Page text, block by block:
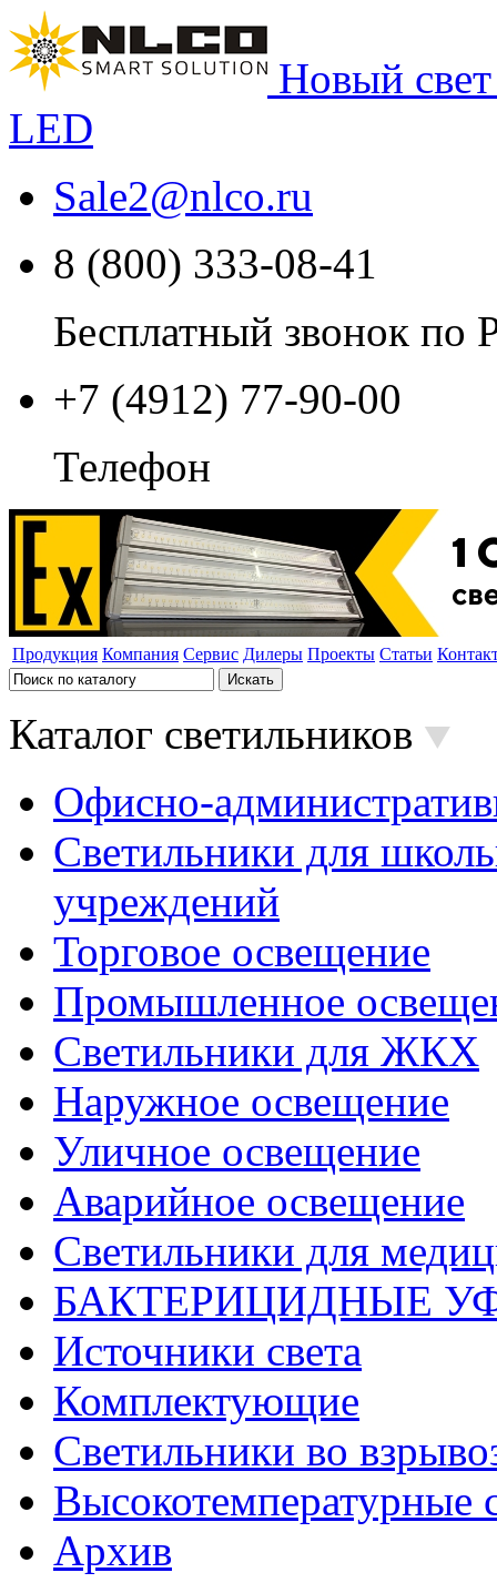
Новый
LED
Sale2@nlco.ru
8 (800) 333-08-41
Бесплатный звонок по
+7 (4912) 77-90-00
Телефон
Продукция Компания Сервис Дилеры Проекты Статьи
Каталог светильников
Офисно-
Светильники для
учреждений
Торговое освещение
Промышленное
Светильники для ЖКХ
Наружное освещение
Уличное освещение
Аварийное освещение
Светильники для
БАКТЕРИЦИДНЫЕ
Источники света
Комплектующие
Светильники во
Высокотемпературные
Архив